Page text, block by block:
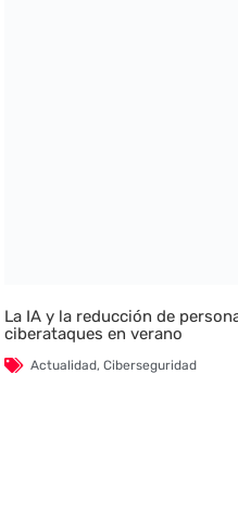
La IA y la reducción de
ciberataques en verano
Actualidad,Ciberseguridad